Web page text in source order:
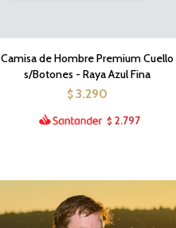
Camisa de Hombre Premium Cuello
s/Botones - Raya Azul Fina
$ 3.290
$ 2.797